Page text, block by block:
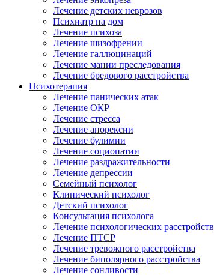
Лечение детских неврозов
Психиатр на дом
Лечение психоза
Лечение шизофрении
Лечение галлюцинаций
Лечение мании преследования
Лечение бредового расстройства
Психотерапия
Лечение панических атак
Лечение ОКР
Лечение стресса
Лечение анорексии
Лечение булимии
Лечение социопатии
Лечение раздражительности
Лечение депрессии
Семейный психолог
Клинический психолог
Детский психолог
Консультация психолога
Лечение психологических расстройств
Лечение ПТСР
Лечение тревожного расстройства
Лечение биполярного расстройства
Лечение сонливости